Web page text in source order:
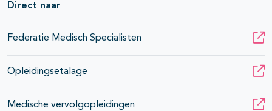
Direct naar
Federatie Medisch Specialisten
Opleidingsetalage
Medische vervolgopleidingen